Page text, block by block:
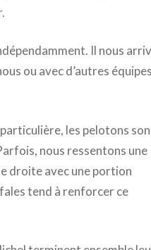
Il nous
ou avec d’autres
particulière, les pelotons
nous ressentons une
droite avec une portion
tend à renforcer ce